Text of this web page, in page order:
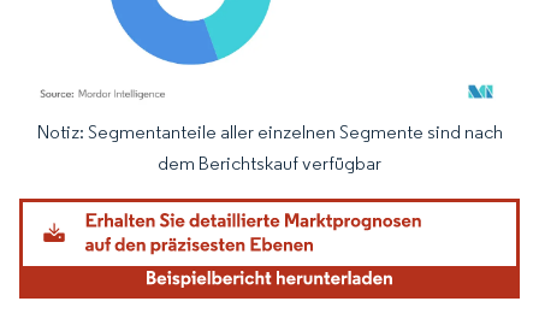
Bild © Mordor Intelligence. Wiederverwendung erfordert Namensnennung
Notiz: Segmentanteile aller einzelnen Segmente sind nach
dem Berichtskauf verfügbar